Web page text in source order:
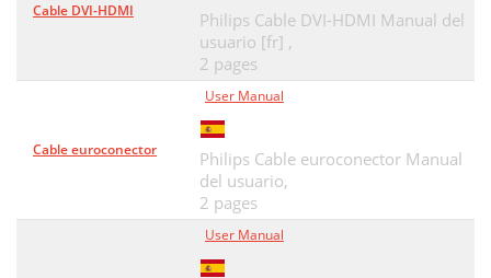
Cable DVI-HDMI
Philips Cable DVI-HDMI Manual del
usuario [fr] ,
2 pages
Cable euroconector
User Manual
Philips Cable euroconector Manual
del usuario,
2 pages
User Manual